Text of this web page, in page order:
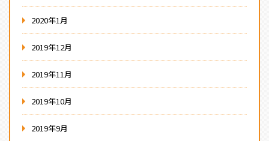
2020年1月
2019年12月
2019年11月
2019年10月
2019年9月